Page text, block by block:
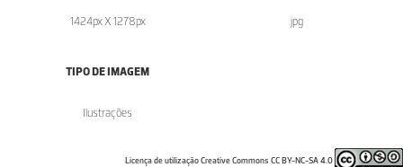
1424px X 1278px .jpg
TIPO DE IMAGEM
Ilustrações
Licença de utilização Creative Commons CC BY-NC-SA 4.0